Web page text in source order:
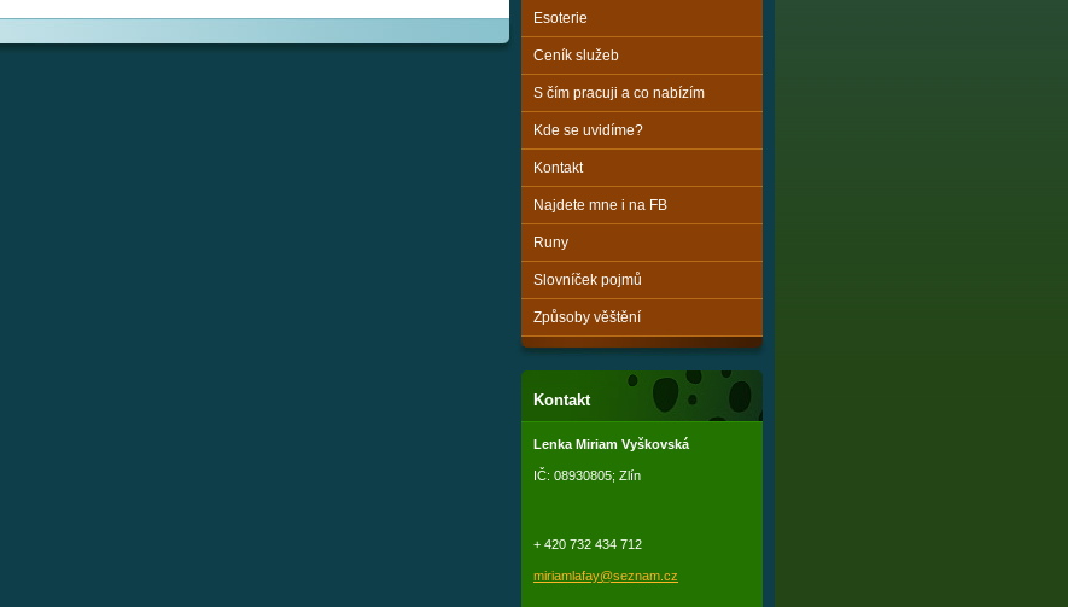
Esoterie
Ceník služeb
S čím pracuji a co nabízím
Kde se uvidíme?
Kontakt
Najdete mne i na FB
Runy
Slovníček pojmů
Způsoby věštění
Kontakt
Lenka Miriam Vyškovská
IČ: 08930805; Zlín
+ 420 732 434 712
miriamlafay@seznam.cz